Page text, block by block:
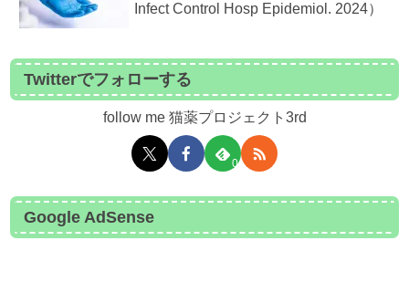
Infect Control Hosp Epidemiol. 2024）
Twitterでフォローする
follow me 猫薬プロジェクト3rd
0
Google AdSense